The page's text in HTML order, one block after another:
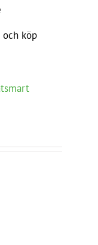
köp